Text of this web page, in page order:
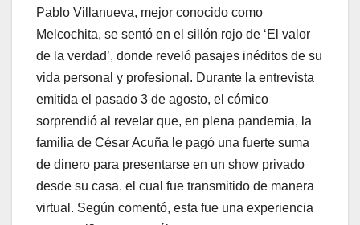
Pablo Villanueva, mejor conocido como
Melcochita, se sentó en el sillón rojo de ‘El valor
de la verdad’, donde reveló pasajes inéditos de su
vida personal y profesional. Durante la entrevista
emitida el pasado 3 de agosto, el cómico
sorprendió al revelar que, en plena pandemia, la
familia de César Acuña le pagó una fuerte suma
de dinero para presentarse en un show privado
desde su casa. el cual fue transmitido de manera
virtual. Según comentó, esta fue una experiencia